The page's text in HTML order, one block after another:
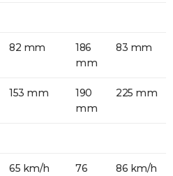
82 mm
186
mm
83 mm
153 mm
190
mm
225 mm
65 km/h
76
86 km/h